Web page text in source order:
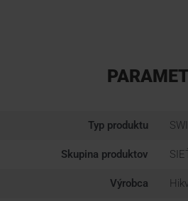
Typ produktu
Skupina produktov
Výrobca